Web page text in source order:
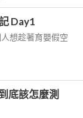
Day1
想趁著育嬰假空
底該怎麼測